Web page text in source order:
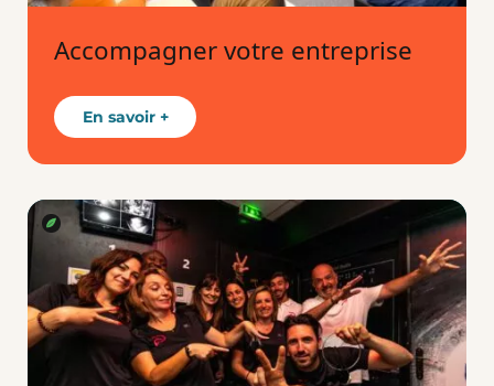
Accompagner votre entreprise
En savoir +